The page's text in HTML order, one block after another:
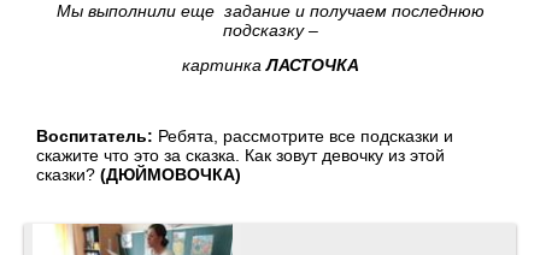
Мы выполнили еще задание и получаем последнюю
подсказку –
картинкаЛАСТОЧКА
Воспитатель: Ребята, рассмотрите все подсказки и
скажите что это за сказка. Как зовут девочку из этой
сказки? (ДЮЙМОВОЧКА)